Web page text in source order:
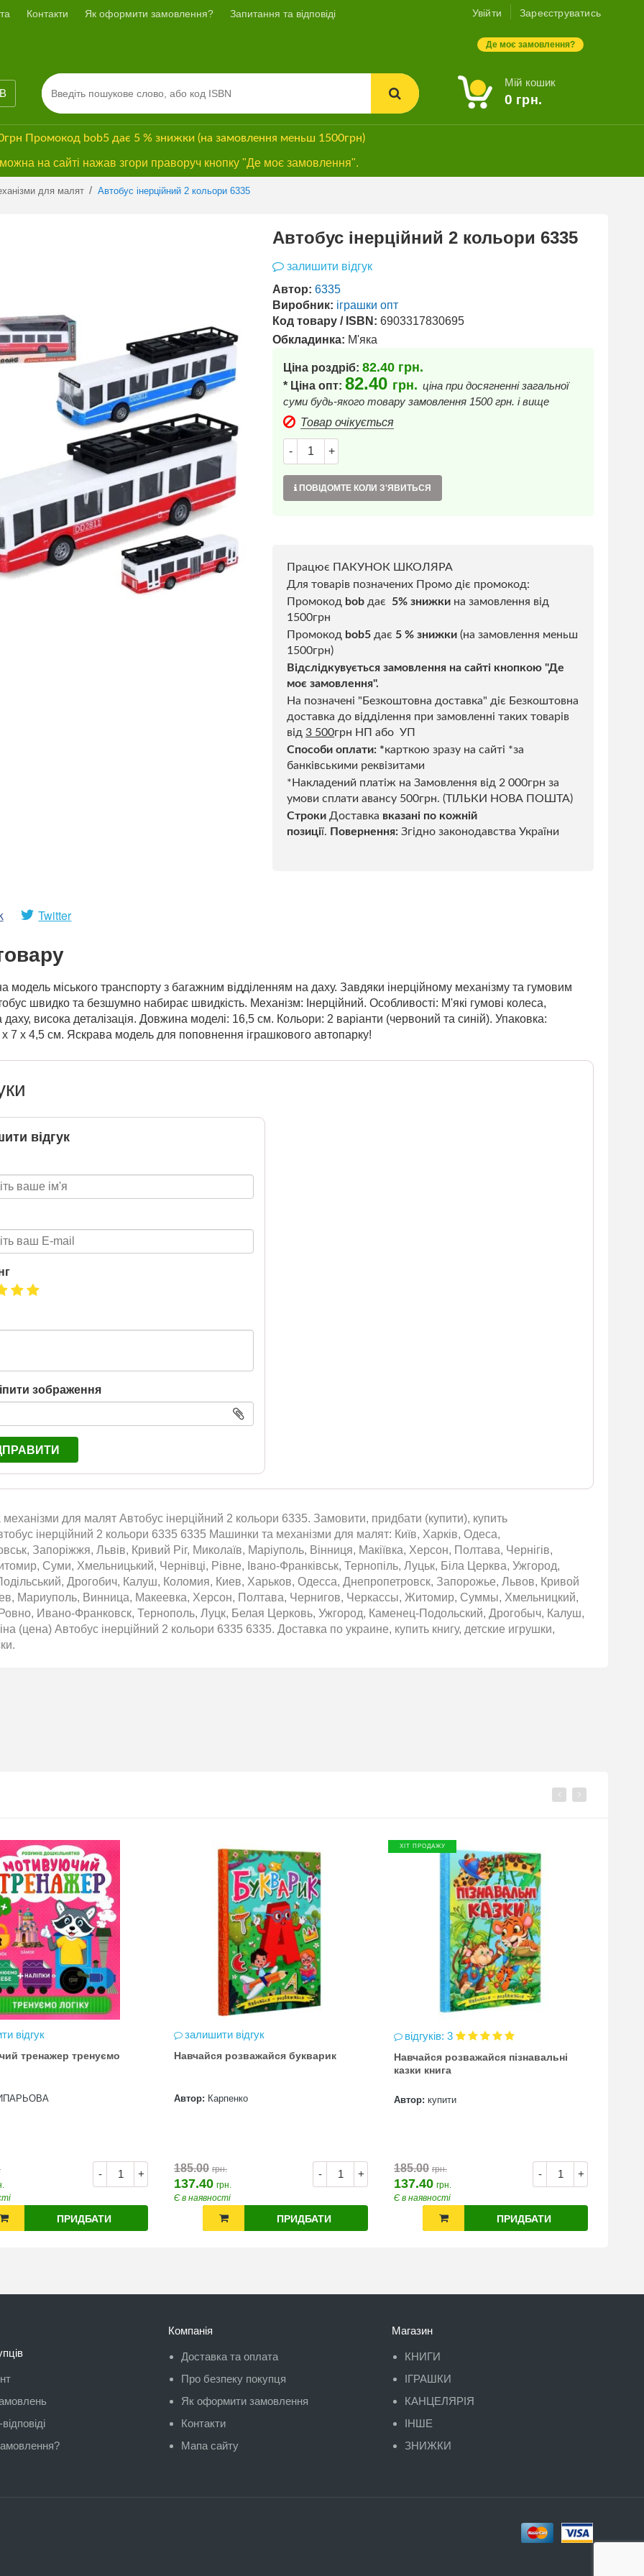
Контакти Як оформити замовлення? Запитання та відповіді Увійти Зареєструватись
Де моє замовлення?
Мій кошик
0 грн.
Промокод bob5 дає 5 % знижки (на замовлення меньш 1500грн)
на сайті нажав згори праворуч кнопку "Де моє замовлення".
для малят / Автобус інерційний 2 кольори 6335
Кожна
за номером
win_bmw
Автобус інерційний 2 кольори 6335
залишити відгук
Автор: 6335
Виробник: іграшки опт
Код товару / ISBN: 6903317830695
Обкладинка: М'яка
Ціна роздріб: 82.40 грн.
* Ціна опт: 82.40 грн. ціна при досягненні загальної
суми будь-якого товару замовлення 1500 грн. і вище
Товар очікується
- +
ПОВІДОМТЕ КОЛИ З'ЯВИТЬСЯ
Працює ПАКУНОК ШКОЛЯРА
Для товарів позначених Промо діє промокод:
Промокод bob дає 5% знижки на замовлення від
1500грн
Промокод bob5 дає 5 % знижки (на замовлення меньш
1500грн)
Відслідкувується замовлення на сайті кнопкою "Де
моє замовлення".
На позначені "Безкоштовна доставка" діє Безкоштовна
доставка до відділення при замовленні таких товарів
від 3 500грн НП або УП
Способи оплати: *карткою зразу на сайті *за
банківськими реквізитами
*Накладений платіж на Замовлення від 2 000грн за
умови сплати авансу 500грн. (ТІЛЬКИ НОВА ПОШТА)
Строки Доставка вказані по кожній
позиції. Повернення: Згідно законодавства України
Twitter
модель міського транспорту з багажним відділенням на даху. Завдяки інерційному механізму та гумовим
швидко та безшумно набирає швидкість. Механізм: Інерційний. Особливості: М'які гумові колеса,
даху, висока деталізація. Довжина моделі: 16,5 см. Кольори: 2 варіанти (червоний та синій). Упаковка:
7 х 4,5 см. Яскрава модель для поповнення іграшкового автопарку!
відгук
зображення
для малят Автобус інерційний 2 кольори 6335. Замовити, придбати (купити), купить
інерційний 2 кольори 6335 6335 Машинки та механізми для малят: Київ, Харків, Одеса,
Запоріжжя, Львів, Кривий Ріг, Миколаїв, Маріуполь, Вінниця, Макіївка, Херсон, Полтава, Чернігів,
Суми, Хмельницький, Чернівці, Рівне, Івано-Франківськ, Тернопіль, Луцьк, Біла Церква, Ужгород,
Дрогобич, Калуш, Коломия, Киев, Харьков, Одесса, Днепропетровск, Запорожье, Львов, Кривой
Мариуполь, Винница, Макеевка, Херсон, Полтава, Чернигов, Черкассы, Житомир, Суммы, Хмельницкий,
Ивано-Франковск, Тернополь, Луцк, Белая Церковь, Ужгород, Каменец-Подольский, Дрогобыч, Калуш,
(цена) Автобус інерційний 2 кольори 6335 6335. Доставка по украине, купить книгу, детские игрушки,
відгук
тренажер тренуємо
- +
ПРИДБАТИ
залишити відгук
Навчайся розважайся букварик
Автор: Карпенко
- +
185.00 грн.
137.40 грн.
Є в наявності
ПРИДБАТИ
ХІТ ПРОДАЖУ
відгуків: 3
Навчайся розважайся пізнавальні
казки книга
Автор: купити
- +
185.00 грн.
137.40 грн.
Є в наявності
ПРИДБАТИ
Компанія
Доставка та оплата
Про безпеку покупця
Як оформити замовлення
Контакти
Мапа сайту
Магазин
КНИГИ
ІГРАШКИ
КАНЦЕЛЯРІЯ
ІНШЕ
ЗНИЖКИ